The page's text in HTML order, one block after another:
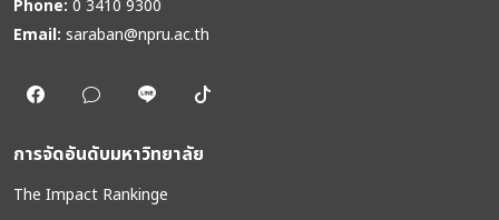
Phone: 0 3410 9300
Email: saraban@npru.ac.th
การจัดอันดับมหาวิทยาลัย
The Impact Rankinge